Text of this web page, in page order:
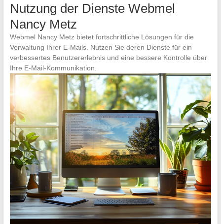
Nutzung der Dienste Webmel
Nancy Metz
Webmel Nancy Metz bietet fortschrittliche Lösungen für die
Verwaltung Ihrer E-Mails. Nutzen Sie deren Dienste für ein
verbessertes Benutzererlebnis und eine bessere Kontrolle über
Ihre E-Mail-Kommunikation.